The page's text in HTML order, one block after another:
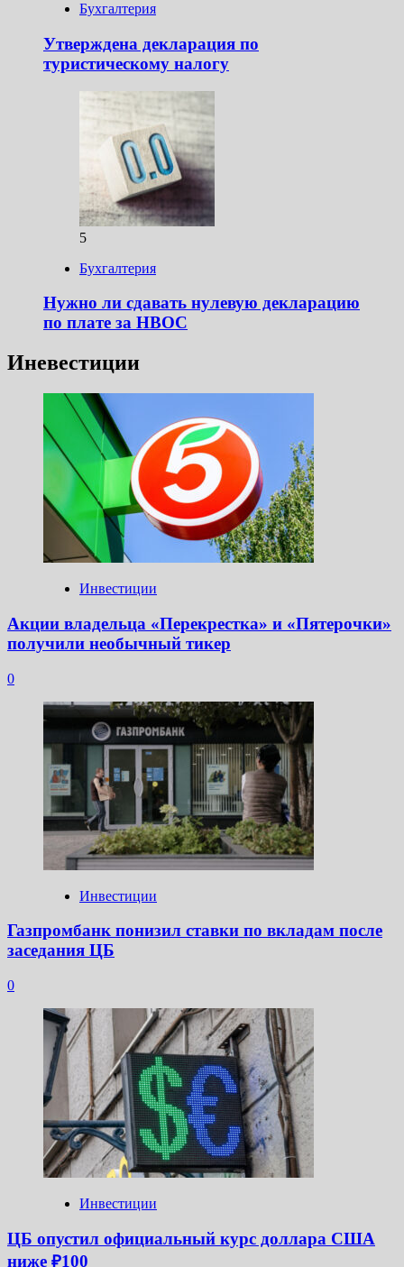
Бухгалтерия
Утверждена декларация по
туристическому налогу
5
Бухгалтерия
Нужно ли сдавать нулевую декларацию
по плате за НВОС
Иневестиции
Инвестиции
Акции владельца «Перекрестка» и «Пятерочки»
получили необычный тикер
0
Инвестиции
Газпромбанк понизил ставки по вкладам после
заседания ЦБ
0
Инвестиции
ЦБ опустил официальный курс доллара США
ниже ₽100